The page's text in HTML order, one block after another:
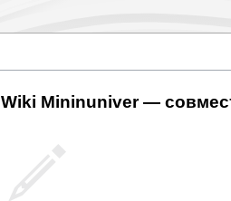
Wiki Mininuniver —